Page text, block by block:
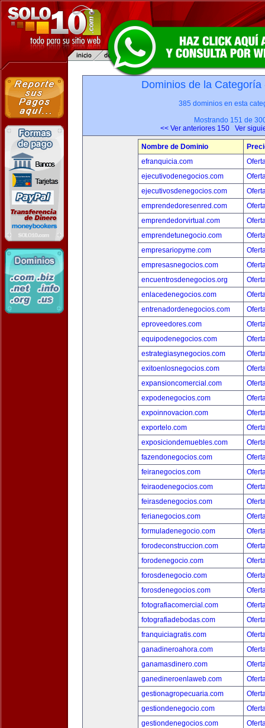
Dominios de la
385 dominios en esta
Mostrando 151 de
<< Ver anteriores 150
Ver
Nombre de Dominio
efranquicia.com
ejecutivodenegocios.com
ejecutivosdenegocios.com
emprendedoresenred.com
emprendedorvirtual.com
emprendetunegocio.com
empresariopyme.com
empresasnegocios.com
encuentrosdenegocios.org
enlacedenegocios.com
entrenadordenegocios.com
eproveedores.com
equipodenegocios.com
estrategiasynegocios.com
exitoenlosnegocios.com
expansioncomercial.com
expodenegocios.com
expoinnovacion.com
exportelo.com
exposiciondemuebles.com
fazendonegocios.com
feiranegocios.com
feiraodenegocios.com
feirasdenegocios.com
ferianegocios.com
formuladenegocio.com
forodeconstruccion.com
forodenegocio.com
forosdenegocio.com
forosdenegocios.com
fotografiacomercial.com
fotografiadebodas.com
franquiciagratis.com
ganadineroahora.com
ganamasdinero.com
ganedineroenlaweb.com
gestionagropecuaria.com
gestiondenegocio.com
gestiondenegocios.com